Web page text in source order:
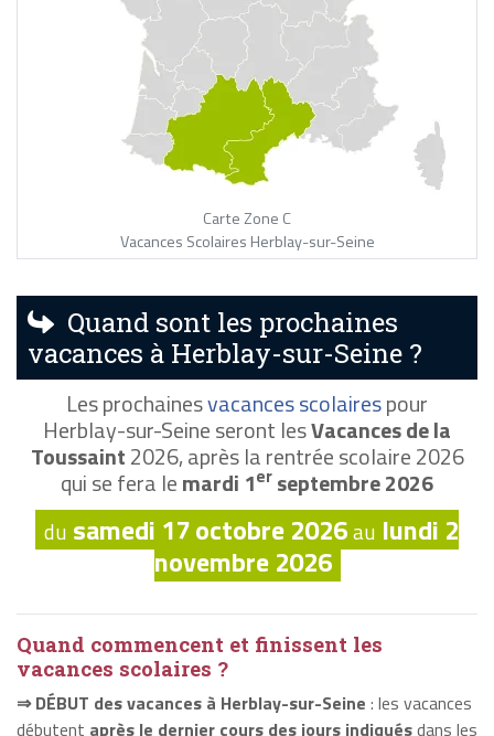
Carte Zone C
Vacances Scolaires Herblay-sur-Seine
Quand sont les prochaines
vacances à Herblay-sur-Seine ?
Les prochainesvacances scolairespour
Herblay-sur-Seine seront lesVacances de la
Toussaint2026, après la rentrée scolaire 2026
qui se fera lemardi 1er septembre 2026
du samedi 17 octobre 2026au lundi 2
novembre 2026
Quand commencent et finissent les
vacances scolaires ?
⇒ DÉBUT des vacances à Herblay-sur-Seine : les vacances
débutent après le dernier cours des jours indiquésdans les